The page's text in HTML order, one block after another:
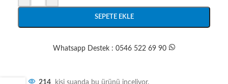
SEPETE EKLE
Whatsapp Destek : 0546 522 69 90
214 kişi şuanda bu ürünü inceliyor.